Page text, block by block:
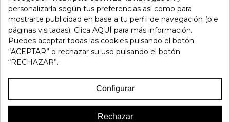
Referencia: 183279
Marca: Gaimo
Favorito 0
personalizarla según tus preferencias así como para
mostrarte publicidad en base a tu perfil de navegación (p.e
páginas visitadas). Clica AQUÍ para más información.
Puedes aceptar todas las cookies pulsando el botón
“ACEPTAR” o rechazar su uso pulsando el botón
“RECHAZAR”.
Configurar
Rechazar